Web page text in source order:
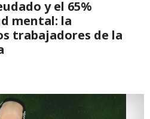
y el 65%
mental: la
trabajadores de la